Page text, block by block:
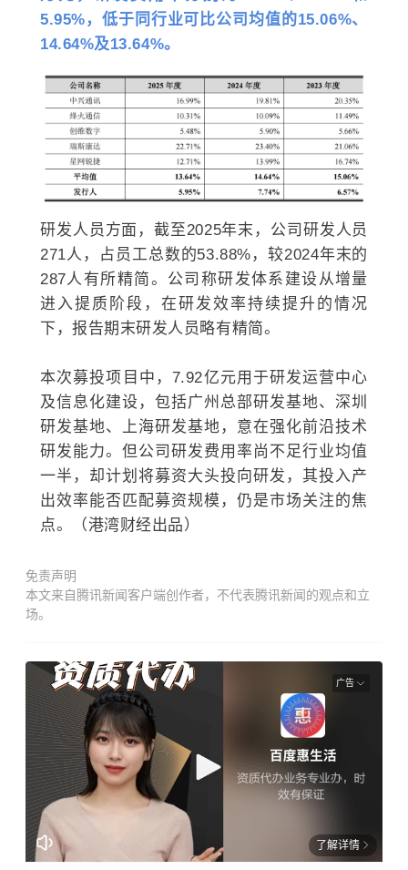
5.95%，低于同行业可比公司均值的15.06%、
14.64%及13.64%。
研发人员方面，截至2025年末，公司研发人员
271人，占员工总数的53.88%，较2024年末的
287人有所精简。公司称研发体系建设从增量
进入提质阶段，在研发效率持续提升的情况
下，报告期末研发人员略有精简。
本次募投项目中，7.92亿元用于研发运营中心
及信息化建设，包括广州总部研发基地、深圳
研发基地、上海研发基地，意在强化前沿技术
研发能力。但公司研发费用率尚不足行业均值
一半，却计划将募资大头投向研发，其投入产
出效率能否匹配募资规模，仍是市场关注的焦
点。（港湾财经出品）
免责声明
本文来自腾讯新闻客户端创作者，不代表腾讯新闻的观点和立
场。
广告
了解详情